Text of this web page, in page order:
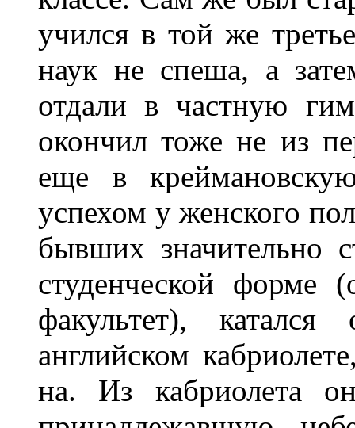
учился в той же
наук не спеша, а
отдали в частную
окончил тоже не из
еще в
успехом у женского
бывших значительно
студенческой форме
факультет),
английском
на. Из кабриолета